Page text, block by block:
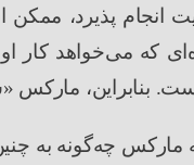
انجام پذیرد،
ای که میخواهد کار
بنابراین، مارکس «
مارکس چهگونه به